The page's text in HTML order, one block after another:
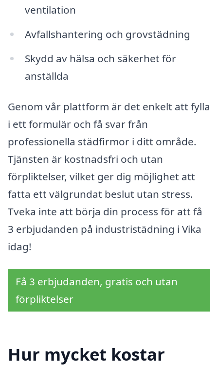
ventilation
Avfallshantering och grovstädning
Skydd av hälsa och säkerhet för
anställda
Genom vår plattform är det enkelt att fylla
i ett formulär och få svar från
professionella städfirmor i ditt område.
Tjänsten är kostnadsfri och utan
förpliktelser, vilket ger dig möjlighet att
fatta ett välgrundat beslut utan stress.
Tveka inte att börja din process för att få
3 erbjudanden på industristädning i Vika
idag!
Få 3 erbjudanden, gratis och utan
förpliktelser
Hur mycket kostar